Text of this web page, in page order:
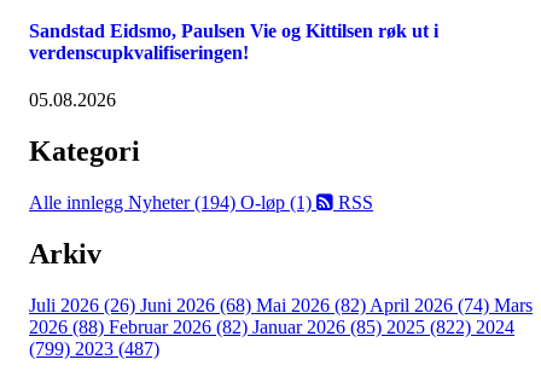
Sandstad Eidsmo, Paulsen Vie og Kittilsen røk ut i
verdenscupkvalifiseringen!
05.08.2026
Kategori
Alle innlegg Nyheter (194) O-løp (1) RSS
Arkiv
Juli 2026 (26) Juni 2026 (68) Mai 2026 (82) April 2026 (74) Mars
2026 (88) Februar 2026 (82) Januar 2026 (85) 2025 (822) 2024
(799) 2023 (487)